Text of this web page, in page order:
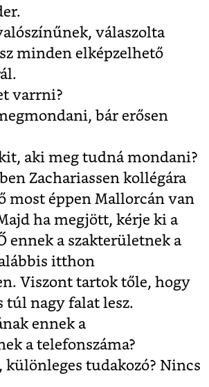
válaszolta
minden elképzelhető
varrni?
bár erősen
aki meg tudná mondani?
Zachariassen kollégára
most éppen Mallorcán van
ha megjött, kérje ki a
ennek a szakterületnek a
itthon
Viszont tartok tőle, hogy
túl nagy falat lesz.
ennek a
a telefonszáma?
különleges tudakozó? Nincs